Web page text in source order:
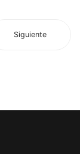
Siguiente